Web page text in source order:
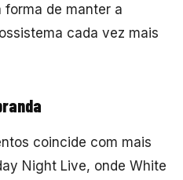
forma de manter a
cada vez mais
coincide com mais
Night Live, onde White